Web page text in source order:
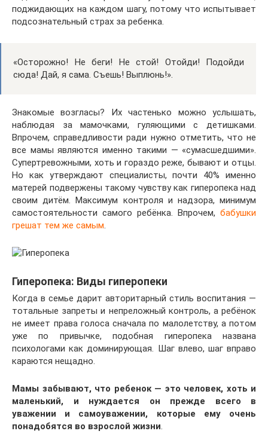
поджидающих на каждом шагу, потому что испытывает
подсознательный страх за ребенка.
«Осторожно! Не беги! Не стой! Отойди! Подойди
сюда! Дай, я сама. Съешь! Выплюнь!».
Знакомые возгласы? Их частенько можно услышать,
наблюдая за мамочками, гуляющими с детишками.
Впрочем, справедливости ради нужно отметить, что не
все мамы являются именно такими — «сумасшедшими».
Супертревожными, хоть и гораздо реже, бывают и отцы.
Но как утверждают специалисты, почти 40% именно
матерей подвержены такому чувству как гиперопека над
своим дитём. Максимум контроля и надзора, минимум
самостоятельности самого ребёнка. Впрочем, бабушки
грешат тем же самым.
Гиперопека: Виды гиперопеки
Когда в семье дарит авторитарный стиль воспитания —
тотальные запреты и непреложный контроль, а ребёнок
не имеет права голоса сначала по малолетству, а потом
уже по привычке, подобная гиперопека названа
психологами как доминирующая. Шаг влево, шаг вправо
караются нещадно.
Мамы забывают, что ребенок — это человек, хоть и
маленький, и нуждается он прежде всего в
уважении и самоуважении, которые ему очень
понадобятся во взрослой жизни.